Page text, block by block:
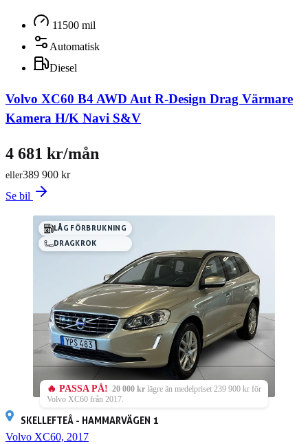
11500 mil
Automatisk
Diesel
Volvo XC60 B4 AWD Aut R-Design Drag Värmare
Kamera H/K Navi S&V
389 900 kr
eller
4 681 kr/mån
Se bil
LÅG FÖRBRUKNING
DRAGKROK
🔥 PASSA PÅ! 20 000 kr lägre än medelpriset 239 900 kr för
Volvo XC60 från 2017.
SKELLEFTEÅ - HAMMARVÄGEN 1
Volvo XC60, 2017